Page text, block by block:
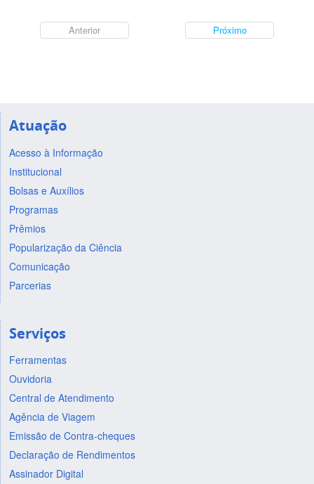
Anterior Próximo
Atuação
Acesso à Informação
Institucional
Bolsas e Auxílios
Programas
Prêmios
Popularização da Ciência
Comunicação
Parcerias
Serviços
Ferramentas
Ouvidoria
Central de Atendimento
Agência de Viagem
Emissão de Contra-cheques
Declaração de Rendimentos
Assinador Digital